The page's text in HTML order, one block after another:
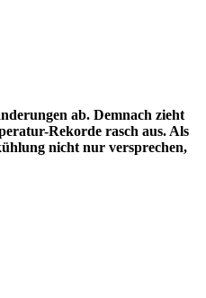
ab. Demnach zieht
Rekorde rasch aus. Als
nicht nur versprechen,